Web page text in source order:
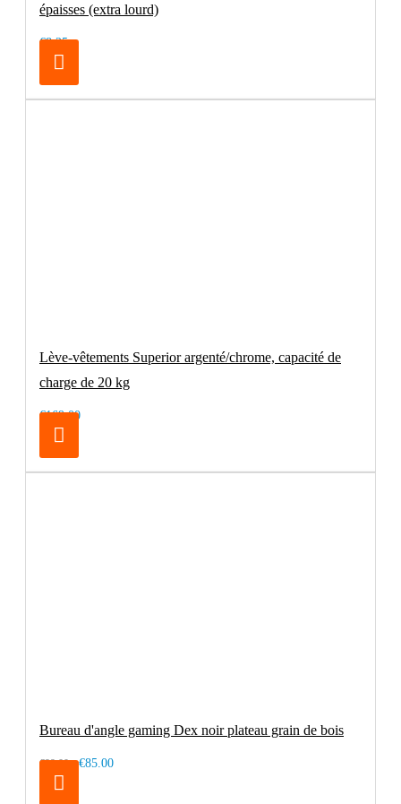
épaisses (extra lourd)
€8.25
Lève-vêtements Superior argenté/chrome, capacité de
charge de 20 kg
€169.00
Bureau d'angle gaming Dex noir plateau grain de bois
€99.00 €85.00